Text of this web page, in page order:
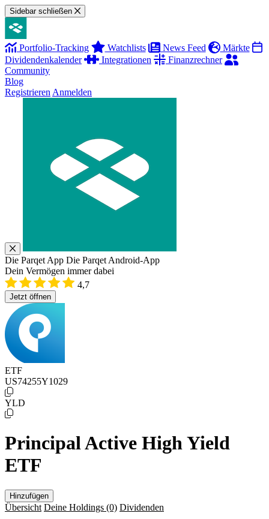
Sidebar schließen
Portfolio-Tracking Watchlists News Feed
Märkte
Dividendenkalender
Integrationen
Finanzrechner
Community
Blog
Registrieren Anmelden
Die Parqet App Die Parqet Android-App
Dein Vermögen immer dabei
4,7
Jetzt öffnen
ETF
US74255Y1029
YLD
Principal Active High Yield
ETF
Hinzufügen
Übersicht Deine Holdings (0) Dividenden